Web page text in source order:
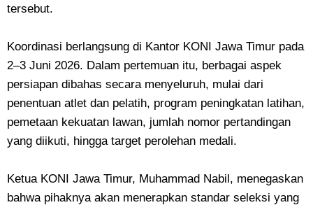
tersebut.
Koordinasi berlangsung di Kantor KONI Jawa Timur pada
2–3 Juni 2026. Dalam pertemuan itu, berbagai aspek
persiapan dibahas secara menyeluruh, mulai dari
penentuan atlet dan pelatih, program peningkatan latihan,
pemetaan kekuatan lawan, jumlah nomor pertandingan
yang diikuti, hingga target perolehan medali.
Ketua KONI Jawa Timur, Muhammad Nabil, menegaskan
bahwa pihaknya akan menerapkan standar seleksi yang